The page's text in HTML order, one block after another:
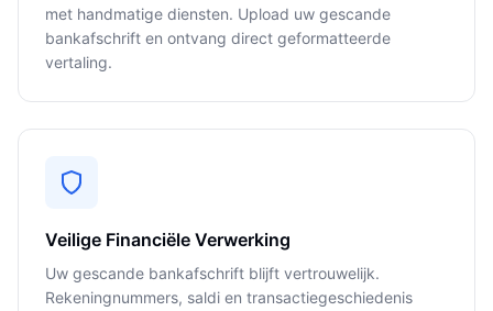
met handmatige diensten. Upload uw gescande
bankafschrift en ontvang direct geformatteerde
vertaling.
Veilige Financiële Verwerking
Uw gescande bankafschrift blijft vertrouwelijk.
Rekeningnummers, saldi en transactiegeschiedenis